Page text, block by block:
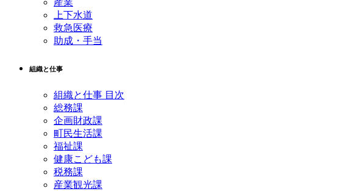
上下水道
救急医療
助成・手当
組織と仕事
組織と仕事 目次
総務課
企画財政課
町民生活課
福祉課
健康こども課
税務課
産業観光課